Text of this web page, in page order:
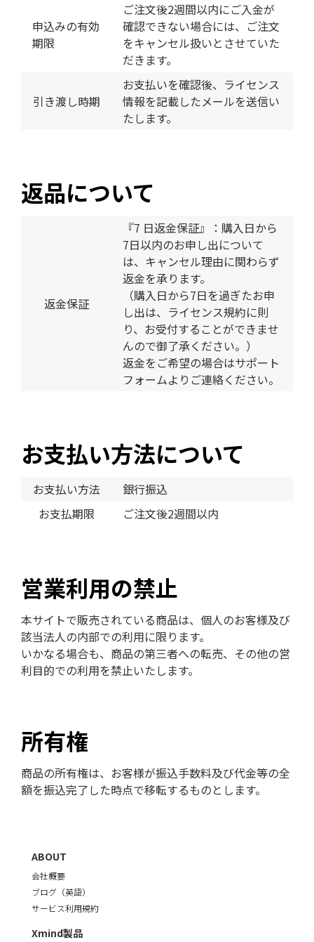
申込みの有効
期限
ご注文後2週間以内にご入金が
確認できない場合には、ご注文
をキャンセル扱いとさせていた
だきます。
引き渡し時期
お支払いを確認後、ライセンス
情報を記載したメールを送信い
たします。
返品について
返金保証
『7 日返金保証』：購入日から
7日以内のお申し出について
は、キャンセル理由に関わらず
返金を承ります。
（購入日から7日を過ぎたお申
し出は、ライセンス規約に則
り、お受付することができませ
んので御了承ください。）
返金をご希望の場合はサポート
フォームよりご連絡ください。
お支払い方法について
お支払い方法
銀行振込
お支払期限
ご注文後2週間以内
営業利用の禁止
本サイトで販売されている商品は、個人のお客様及び
該当法人の内部での利用に限ります。
いかなる場合も、商品の第三者への転売、その他の営
利目的での利用を禁止いたします。
所有権
商品の所有権は、お客様が振込手数料及び代金等の全
額を振込完了した時点で移転するものとします。
ABOUT
会社概要
ブログ（英語）
サービス利用規約
Xmind製品